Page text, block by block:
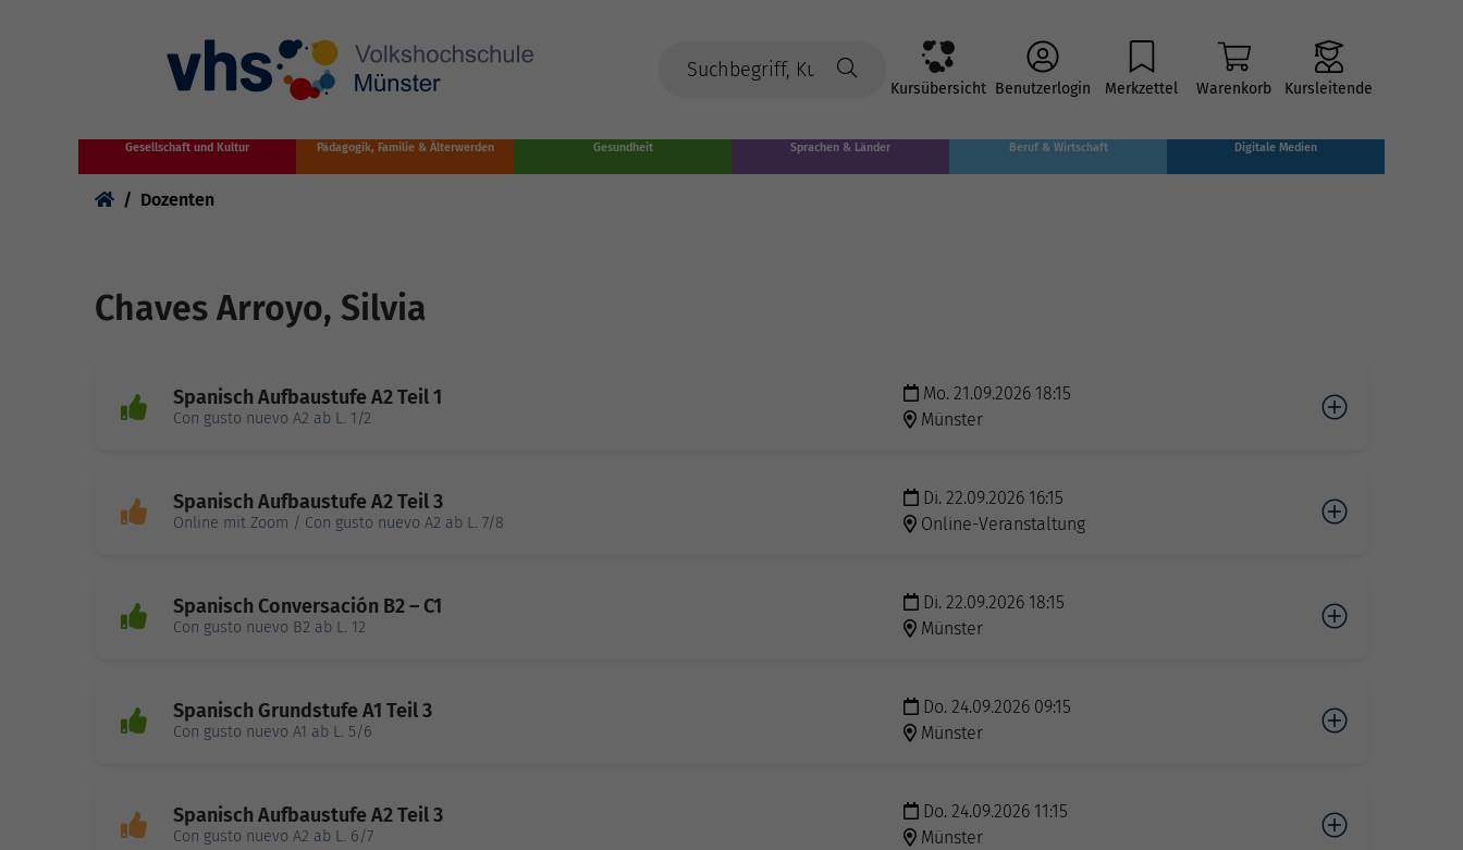
Kursübersicht Benutzerlogin Merkzettel Warenkorb Kursleitende
Gesellschaft und Kultur Pädagogik, Familie & Älterwerden Gesundheit Sprachen & Länder Beruf & Wirtschaft Digitale Medien
Dozenten
Chaves Arroyo, Silvia
Spanisch Aufbaustufe A2 Teil 1
Con gusto nuevo A2 ab L. 1/2
Mo. 21.09.2026 18:15
Münster
Spanisch Aufbaustufe A2 Teil 3
Online mit Zoom / Con gusto nuevo A2 ab L. 7/8
Di. 22.09.2026 16:15
Online-Veranstaltung
Spanisch Conversación B2 – C1
Con gusto nuevo B2 ab L. 12
Di. 22.09.2026 18:15
Münster
Spanisch Grundstufe A1 Teil 3
Con gusto nuevo A1 ab L. 5/6
Do. 24.09.2026 09:15
Münster
Spanisch Aufbaustufe A2 Teil 3
Con gusto nuevo A2 ab L. 6/7
Do. 24.09.2026 11:15
Münster